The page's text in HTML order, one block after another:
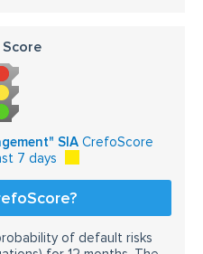
SIACrefoScore
7 days
of default risks